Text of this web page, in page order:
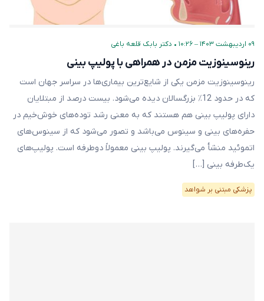
۰۹ اردیبهشت ۱۴۰۳ – ۱۰:۲۶ • دکتر بابک قلعه‌ باغی
رینوسینوزیت مزمن در همراهی با پولیپ بینی
رینوسینوزیت مزمن یکی از شایع‌ترین بیماری‌ها در سراسر جهان است
که در حدود 12٪ بزرگسالان دیده می‌شود. بیست درصد از مبتلایان
دارای پولیپ بینی هم هستند که به معنی رشد توده‌های خوش‌خیم در
حفره‌های بینی و سینوس می‌باشد و تصور می‌شود که از سینوس‌های
اتموئید منشأ می‌گیرند. پولیپ بینی معمولاً دوطرفه است. پولیپ‌های
یک‌طرفه بینی […]
پزشکی مبتنی بر شواهد